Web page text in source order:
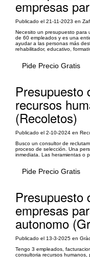
empresas
Publicado el 21-11-2023 en
Necesito un presupuesto para
de 60 empleados y es una
ayudar a las personas más
rehabilitador, educativo,
Pide Precio Gratis
Presupuesto
recursos
(Recoletos)
Publicado el 2-10-2024 en
Busco un consultor de
proceso de selección. Una
inmediata. Las heramientas o
Pide Precio Gratis
Presupuesto
empresas
autonomo
Publicado el 13-3-2025 en
Tengo 3 empleados,
consultoria recursos